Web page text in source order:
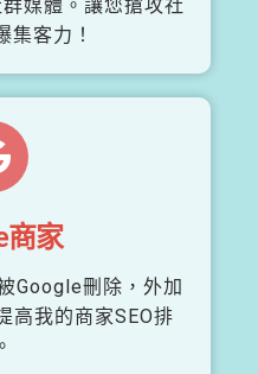
媒體。讓您搶攻社
集客力！
商家
Google刪除，外加
高我的商家SEO排